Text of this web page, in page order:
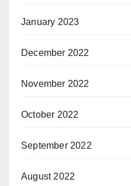
January 2023
December 2022
November 2022
October 2022
September 2022
August 2022